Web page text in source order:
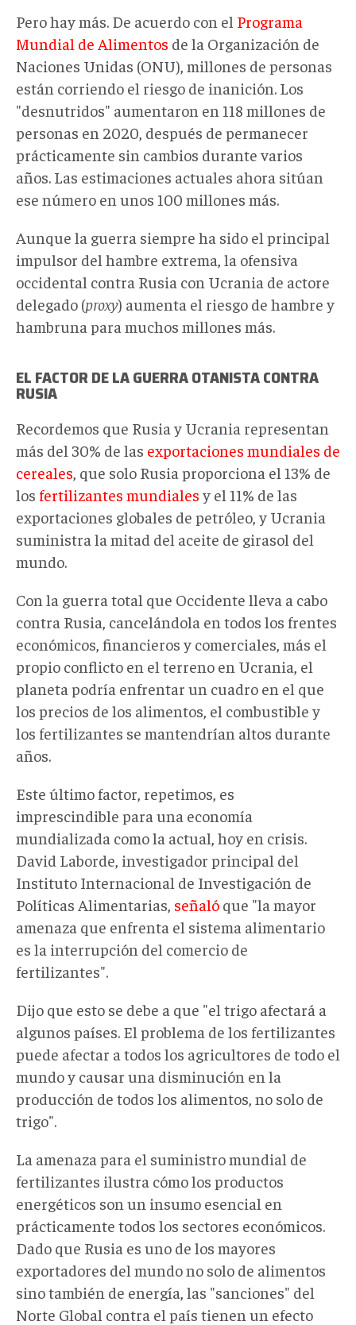
Pero hay más. De acuerdo con el Programa
Mundial de Alimentos de la Organización de
Naciones Unidas (ONU), millones de personas
están corriendo el riesgo de inanición. Los
"desnutridos" aumentaron en 118 millones de
personas en 2020, después de permanecer
prácticamente sin cambios durante varios
años. Las estimaciones actuales ahora sitúan
ese número en unos 100 millones más.
Aunque la guerra siempre ha sido el principal
impulsor del hambre extrema, la ofensiva
occidental contra Rusia con Ucrania de actore
delegado (proxy) aumenta el riesgo de hambre y
hambruna para muchos millones más.
EL FACTOR DE LA GUERRA OTANISTA CONTRA
RUSIA
Recordemos que Rusia y Ucrania representan
más del 30% de las exportaciones mundiales de
cereales , que solo Rusia proporciona el 13% de
los fertilizantes mundiales y el 11% de las
exportaciones globales de petróleo, y Ucrania
suministra la mitad del aceite de girasol del
mundo.
Con la guerra total que Occidente lleva a cabo
contra Rusia, cancelándola en todos los frentes
económicos, financieros y comerciales, más el
propio conflicto en el terreno en Ucrania, el
planeta podría enfrentar un cuadro en el que
los precios de los alimentos, el combustible y
los fertilizantes se mantendrían altos durante
años.
Este último factor, repetimos, es
imprescindible para una economía
mundializada como la actual, hoy en crisis.
David Laborde, investigador principal del
Instituto Internacional de Investigación de
Políticas Alimentarias, señaló que "la mayor
amenaza que enfrenta el sistema alimentario
es la interrupción del comercio de
fertilizantes".
Dijo que esto se debe a que "el trigo afectará a
algunos países. El problema de los fertilizantes
puede afectar a todos los agricultores de todo el
mundo y causar una disminución en la
producción de todos los alimentos, no solo de
trigo".
La amenaza para el suministro mundial de
fertilizantes ilustra cómo los productos
energéticos son un insumo esencial en
prácticamente todos los sectores económicos.
Dado que Rusia es uno de los mayores
exportadores del mundo no solo de alimentos
sino también de energía, las "sanciones" del
Norte Global contra el país tienen un efecto